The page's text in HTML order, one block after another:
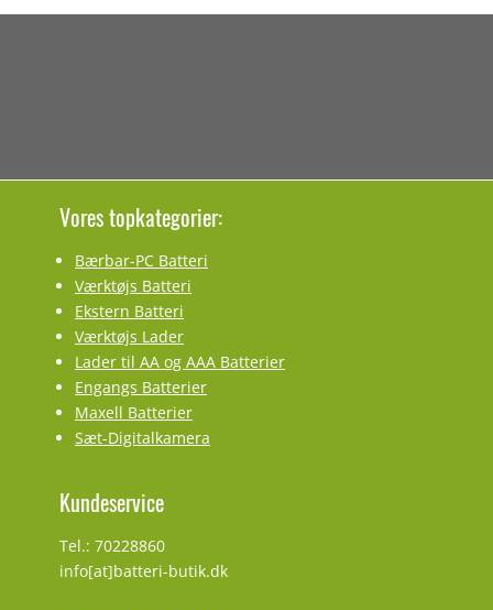
Vores topkategorier:
Bærbar-PC Batteri
Værktøjs Batteri
Ekstern Batteri
Værktøjs Lader
Lader til AA og AAA Batterier
Engangs Batterier
Maxell Batterier
Sæt-Digitalkamera
Kundeservice
Tel.: 70228860
info[at]batteri-butik.dk